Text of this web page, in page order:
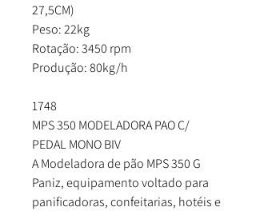
27,5CM)
Peso: 22kg
Rotação: 3450 rpm
Produção: 80kg/h
1748
MPS 350 MODELADORA PAO C/
PEDAL MONO BIV
A Modeladora de pão MPS 350 G
Paniz, equipamento voltado para
panificadoras, confeitarias, hotéis e